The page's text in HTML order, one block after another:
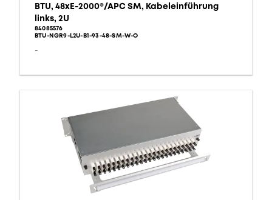
BTU, 48xE-2000®/APC SM, Kabeleinführung
links, 2U
84085576
BTU-NGR9-L2U-B1-93-48-SM-W-O
-